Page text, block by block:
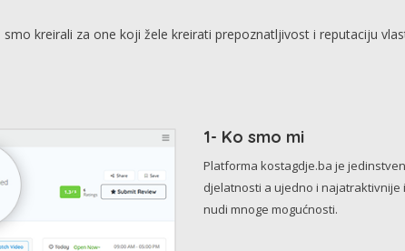
kreirali za one koji žele kreirati prepoznatljivost i reputaciju
1- Ko smo mi
Platforma kostagdje.ba je
djelatnosti a ujedno i
nudi mnoge mogućnosti.